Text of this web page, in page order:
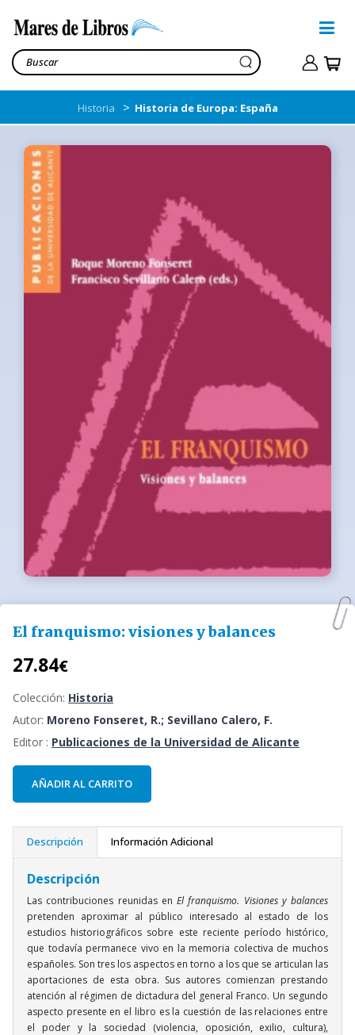
Historia > Historia de Europa: España
El franquismo: visiones y balances
27.84€
Colección: Historia
Autor: Moreno Fonseret, R.; Sevillano Calero, F.
Editor : Publicaciones de la Universidad de Alicante
AÑADIR AL CARRITO
Descripción Información Adicional
Descripción
Las contribuciones reunidas en El franquismo. Visiones y balances
pretenden aproximar al público interesado al estado de los
estudios historiográficos sobre este reciente período histórico,
que todavía permanece vivo en la memoria colectiva de muchos
españoles. Son tres los aspectos en torno a los que se articulan las
aportaciones de esta obra. Sus autores comienzan prestando
atención al régimen de dictadura del general Franco. Un segundo
aspecto presente en el libro es la cuestión de las relaciones entre
el poder y la sociedad (violencia, oposición, exilio, cultura),